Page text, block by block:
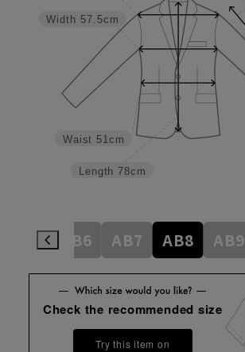
Length 78cm
Waist 51cm
Width 57.5cm
AB6 AB7 AB8 AB9
Check the recommended size
Try this item on